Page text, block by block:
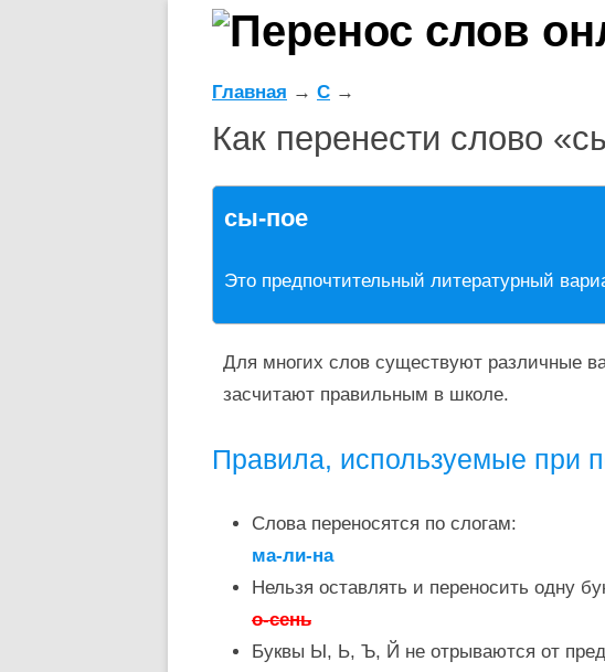
Главная → С →
Как перенести слово
сы-пое
Это предпочтительный литературный
Для многих слов существуют различные
засчитают правильным в школе.
Правила, используемые при
Слова переносятся по слогам:
ма-ли-на
Нельзя оставлять и переносить одну
о-сень
Буквы Ы, Ь, Ъ, Й не отрываются от